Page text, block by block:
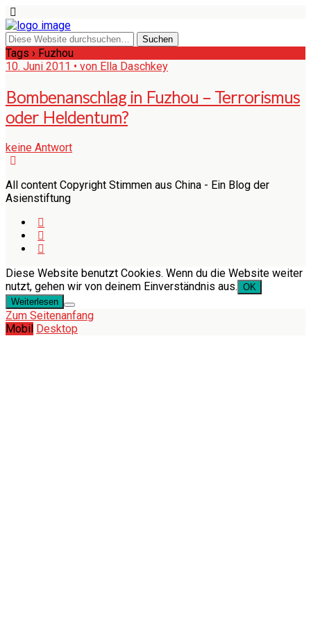
Tags › Fuzhou
10. Juni 2011 • von Ella Daschkey
Bombenanschlag in Fuzhou – Terrorismus
oder Heldentum?
keine Antwort
All content Copyright Stimmen aus China - Ein Blog der
Asienstiftung
Diese Website benutzt Cookies. Wenn du die Website weiter
nutzt, gehen wir von deinem Einverständnis aus. OK
Weiterlesen
Zum Seitenanfang
Mobil Desktop